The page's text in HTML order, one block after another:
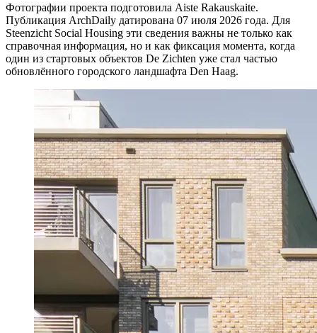
Фотографии проекта подготовила Aiste Rakauskaite.
Публикация ArchDaily датирована 07 июля 2026 года. Для
Steenzicht Social Housing эти сведения важны не только как
справочная информация, но и как фиксация момента, когда
один из стартовых объектов De Zichten уже стал частью
обновлённого городского ландшафта Den Haag.